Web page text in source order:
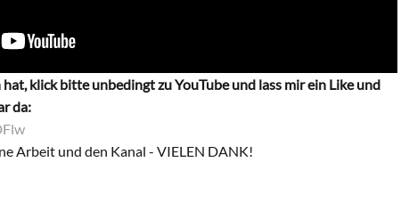
klick bitte unbedingt zu YouTube und lass mir ein Like und
da:
Arbeit und den Kanal - VIELEN DANK!